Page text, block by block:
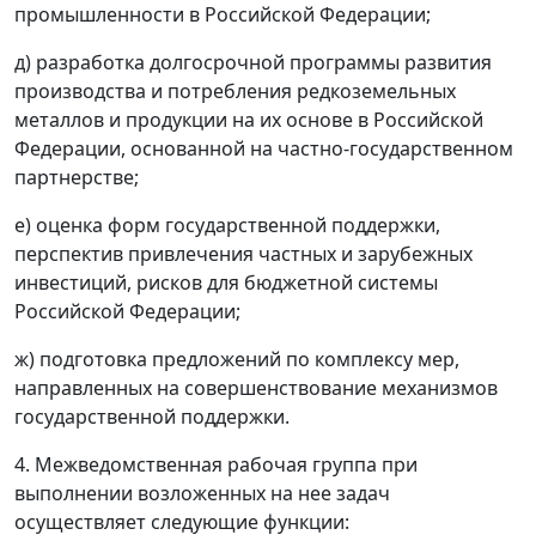
промышленности в Российской Федерации;
д) разработка долгосрочной программы развития
производства и потребления редкоземельных
металлов и продукции на их основе в Российской
Федерации, основанной на частно-государственном
партнерстве;
е) оценка форм государственной поддержки,
перспектив привлечения частных и зарубежных
инвестиций, рисков для бюджетной системы
Российской Федерации;
ж) подготовка предложений по комплексу мер,
направленных на совершенствование механизмов
государственной поддержки.
4. Межведомственная рабочая группа при
выполнении возложенных на нее задач
осуществляет следующие функции: